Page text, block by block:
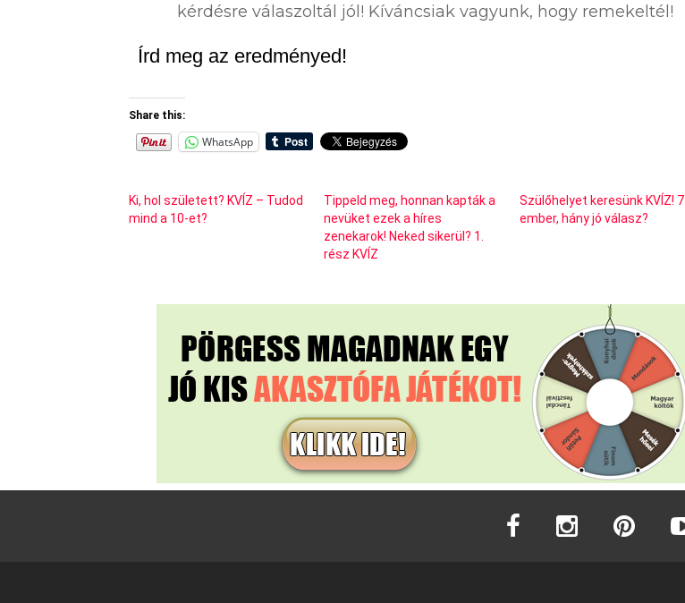
kérdésre válaszoltál jól! Kíváncsiak vagyunk, hogy remekeltél!
Írd meg az eredményed!
Share this:
WhatsApp
Ki, hol született? KVÍZ – Tudod
mind a 10-et?
Tippeld meg, honnan kapták a
nevüket ezek a híres
zenekarok! Neked sikerül? 1.
rész KVÍZ
Szülőhelyet keresünk KVÍZ! 7
ember, hány jó válasz?
facebook instagram